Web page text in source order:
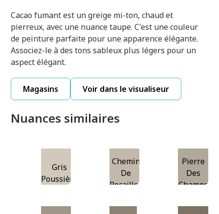
Cacao fumant est un greige mi-ton, chaud et
pierreux, avec une nuance taupe. C'est une couleur
de peinture parfaite pour une apparence élégante.
Associez-le à des tons sableux plus légers pour un
aspect élégant.
Magasins Voir dans le visualiseur
Nuances similaires
Gris
Poussière
Chemin
De
Rocailles
Pierre
Des
Champs